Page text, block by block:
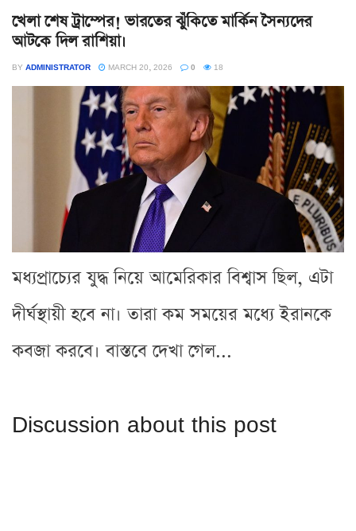
খেলা শেষ ট্রাম্পের! ভারতের ঝুঁকিতে মার্কিন সৈন্যদের
আটকে দিল রাশিয়া।
BY ADMINISTRATOR MARCH 20, 2026 0 18
মধ্যপ্রাচ্যের যুদ্ধ নিয়ে আমেরিকার বিশ্বাস ছিল, এটা
দীর্ঘস্থায়ী হবে না। তারা কম সময়ের মধ্যে ইরানকে
কবজা করবে। বাস্তবে দেখা গেল...
Discussion about this post